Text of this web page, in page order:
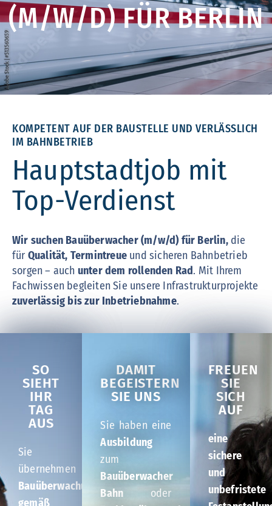
(M/W/D) FÜR BERLIN
KOMPETENT AUF DER BAUSTELLE UND VERLÄSSLICH
IM BAHNBETRIEB
Hauptstadtjob mit
Top-Verdienst
Wir suchen Bauüberwacher (m/w/d) für Berlin,die
für Qualität, Termintreue und sicheren Bahnbetrieb
sorgen – auch unter dem rollenden Rad. Mit Ihrem
Fachwissen begleiten Sie unsere Infrastrukturprojekte
zuverlässig bis zur Inbetriebnahme.
SO
SIEHT
IHR
TAG
AUS
Sie
übernehmen
Bauüberwachungsleistungen
gemäß
DAMIT
BEGEISTERN
SIE UNS
Sie haben eine
Ausbildung
zum
Bauüberwacher
Bahn oder
FREUEN
SIE
SICH
AUF
eine
sichere
und
unbefristete